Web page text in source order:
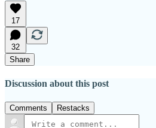
17
32
Share
Discussion about this post
Comments Restacks